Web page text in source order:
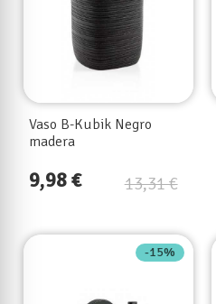
Vaso B-Kubik Negro
madera
13,31 €
9,98 €
-15%